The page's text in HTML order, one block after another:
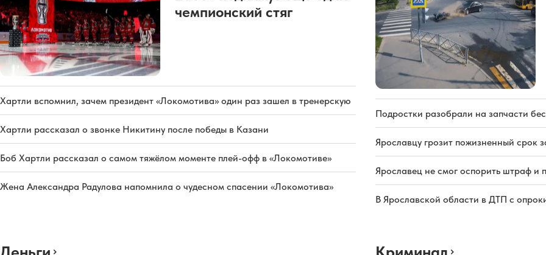
чемпионский стяг
Хартли вспомнил, зачем президент «Локомотива» один раз зашел в тренерскую
Хартли рассказал о звонке Никитину после победы в Казани
Боб Хартли рассказал о самом тяжёлом моменте плей-офф в «Локомотиве»
Жена Александра Радулова напомнила о чудесном спасении «Локомотива»
Подростки разобрали на запчасти
Ярославцу грозит пожизненный срок
Ярославец не смог оспорить штраф и
В Ярославской области в ДТП с